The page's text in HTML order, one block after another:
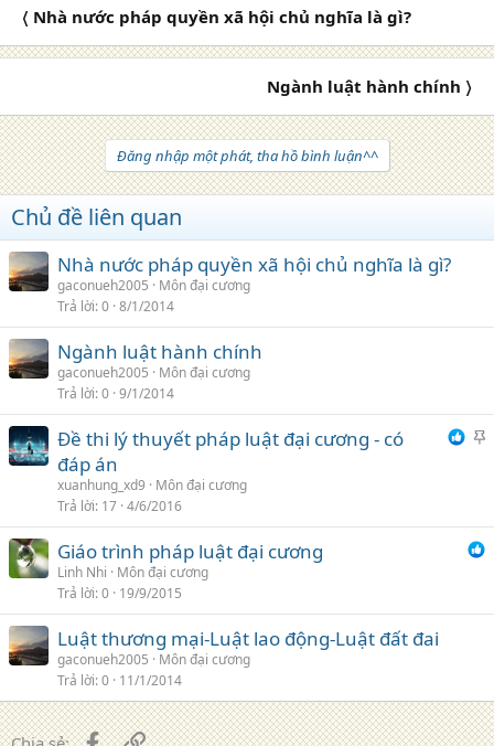
〈 Nhà nước pháp quyền xã hội chủ nghĩa là gì?
Ngành luật hành chính 〉
Đăng nhập một phát, tha hồ bình luận^^
Chủ đề liên quan
Nhà nước pháp quyền xã hội chủ nghĩa là gì?
gaconueh2005
Môn đại cương
Trả lời 0 8/1/2014
Ngành luật hành chính
gaconueh2005
Môn đại cương
Trả lời 0 9/1/2014
Đề thi lý thuyết pháp luật đại cương - có
đáp án
xuanhung_xd9
Môn đại cương
Trả lời 17 4/6/2016
Giáo trình pháp luật đại cương
Linh Nhi
Môn đại cương
Trả lời 0 19/9/2015
Luật thương mại-Luật lao động-Luật đất đai
gaconueh2005
Môn đại cương
Trả lời 0 11/1/2014
FacebookLiên kết